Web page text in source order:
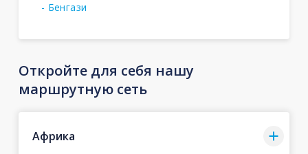
- Бенгази
Откройте для себя нашу
маршрутную сеть
Африка